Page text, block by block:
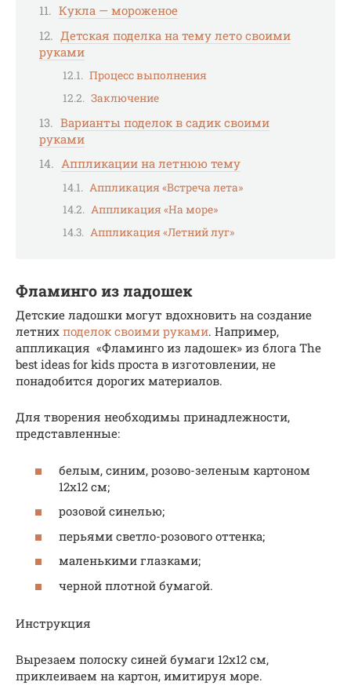
Кукла — мороженое
Детская поделка на тему лето своими
руками
Процесс выполнения
Заключение
Варианты поделок в садик своими
руками
Аппликации на летнюю тему
Аппликация «Встреча лета»
Аппликация «На море»
Аппликация «Летний луг»
Фламинго из ладошек
Детские ладошки могут вдохновить на создание
летних поделок своими руками. Например,
аппликация «Фламинго из ладошек» из блога The
best ideas for kids проста в изготовлении, не
понадобится дорогих материалов.
Для творения необходимы принадлежности,
представленные:
белым, синим, розово-зеленым картоном
12х12 см;
розовой синелью;
перьями светло-розового оттенка;
маленькими глазками;
черной плотной бумагой.
Инструкция
Вырезаем полоску синей бумаги 12х12 см,
приклеиваем на картон, имитируя море.